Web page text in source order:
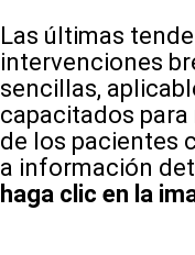
Las últimas
intervenciones
sencillas,
capacitados
de los pacientes
a información
haga clic en la